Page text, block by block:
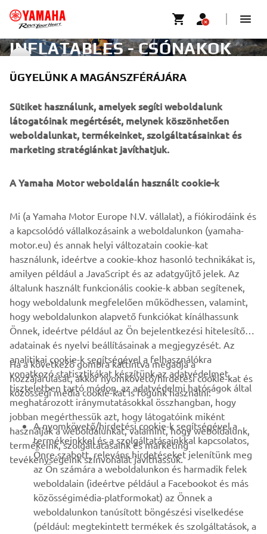
INFLATABLES
INFLATABLES - CSÓNAKOK
VÁLLALATI
B2B
HÍRLEVÉL
Legyél az elsők között, aki a legújabb ajánlatokról, különleges
eseményekről, újdonságokról stb. értesül.
ELŐFIZETÉS
Olvassa el Adatvédelmi szabályzatunkat, hogy megtudja, hogyan
kezeljük személyes adatait:Adatvédelmi Szabályzat
Hungary (Hungarian)
© Copyright - 2026 Yamaha Motor Europe N.V. - All Rights
Reserved
ÜGYELÜNK A MAGÁNSZFÉRÁJÁRA
Sütiket használunk, amelyek segíti weboldalunk
látogatóinak megértését, melynek köszönhetően
weboldalunkat, termékeinket, szolgáltatásainkat és
marketing stratégiánkat javíthatjuk.
A Yamaha Motor weboldalán használt cookie-k
Mi (a Yamaha Motor Europe N.V. vállalat), a fiókirodáink és
a kapcsolódó vállalkozásaink a weboldalunkon (yamaha-
motor.eu) és annak helyi változatain cookie-kat
használunk, ideértve a cookie-khoz hasonló technikákat is,
amilyen például a JavaScript és az adatgyűjtő jelek. Az
általunk használt funkcionális cookie-k abban segítenek,
hogy weboldalunk megfelelően működhessen, valamint,
hogy weboldalunkon alapvető funkciókat kínálhassunk
Önnek, ideértve például az Ön bejelentkezési hitelesítő
adatainak és nyelvi beállításainak a megjegyzését. Az
analitikai cookie-k segítségével a felhasználókra
vonatkozó statisztikákat készítünk az adatvédelmet
tiszteletben tartó módon, az adatvédelmi hatóságok által
meghatározott iránymutatásokkal összhangban, hogy
jobban megérthessük azt, hogy látogatóink miként
használják a weboldalunkat, valamint, hogy weboldalunk,
termékeink, szolgáltatásaink és marketing
tevékenységeink színvonalát javíthassuk.
Ha a következő gombra kattintva megadja a
hozzájárulását, akkor nyomkövető/hirdetési cookie-kat és
közösségi média cookie-kat is fogunk használni:
A nyomkövető/hirdetési cookie-k segítségével a
termékeinkkel és a szolgáltatásainkkal kapcsolatos,
Önre szabott, releváns hirdetéseket jelenítünk meg
az Ön számára a weboldalunkon és harmadik felek
weboldalain (ideértve például a Facebookot és más
közösségimédia-platformokat) az Önnek a
weboldalunkon tanúsított böngészési viselkedése
(például: megtekintett termékek és szolgáltatások, a